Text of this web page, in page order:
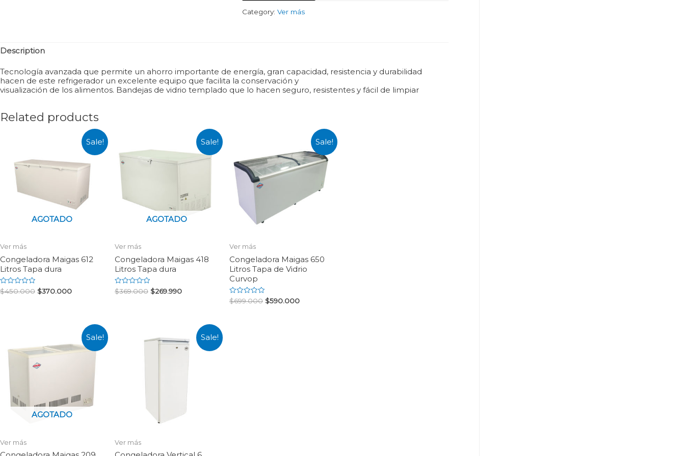
Category:Ver más
Description
Tecnología avanzada que permite un ahorro importante de energía, gran capacidad, resistencia y durabilidad
hacen de este refrigerador un excelente equipo que facilita la conservación y
visualización de los alimentos. Bandejas de vidrio templado que lo hacen seguro, resistentes y fácil de limpiar
Related products
Sale!
AGOTADO
Ver más
Congeladora Maigas 612
Litros Tapa dura
Rated
0
$450.000 $370.000
Sale!
AGOTADO
Ver más
Congeladora Maigas 418
Litros Tapa dura
Rated
0
$369.000 $269.990
Sale!
Ver más
Congeladora Maigas 650
Litros Tapa de Vidrio
Curvop
Rated
0
$699.000 $590.000
Sale!
AGOTADO
Ver más
Sale!
Ver más